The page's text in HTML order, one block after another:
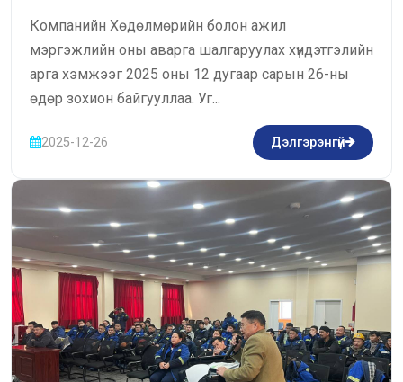
Компанийн Хөдөлмөрийн болон ажил
мэргэжлийн оны аварга шалгаруулах хүндэтгэлийн
арга хэмжээг 2025 оны 12 дугаар сарын 26-ны
өдөр зохион байгууллаа. Уг...
2025-12-26 Дэлгэрэнгүй